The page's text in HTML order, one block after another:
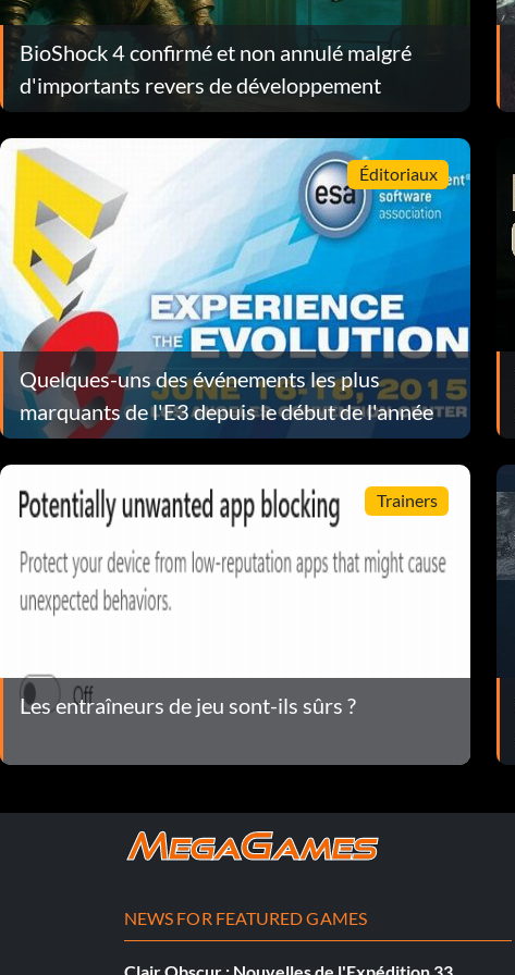
BioShock 4 confirmé et non annulé malgré
d'importants revers de développement
Éditoriaux
Quelques-uns des événements les plus
marquants de l'E3 depuis le début de l'année
Trainers
Les entraîneurs de jeu sont-ils sûrs ?
NEWS FOR FEATURED GAMES